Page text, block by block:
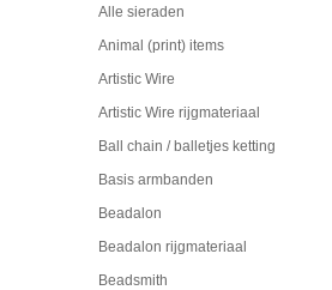
Alle sieraden
Animal (print) items
Artistic Wire
Artistic Wire rijgmateriaal
Ball chain / balletjes ketting
Basis armbanden
Beadalon
Beadalon rijgmateriaal
Beadsmith